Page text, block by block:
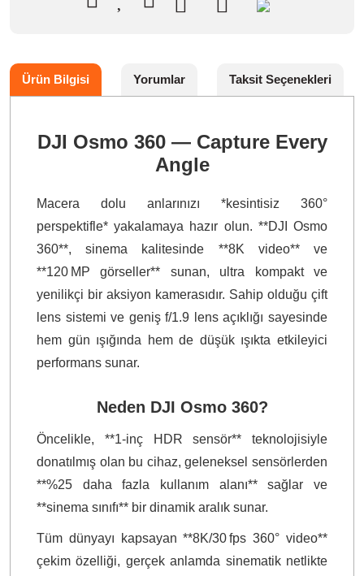
Ürün Bilgisi Yorumlar Taksit Seçenekleri
DJI Osmo 360 — Capture Every
Angle
Macera dolu anlarınızı *kesintisiz 360°
perspektifle* yakalamaya hazır olun. **DJI Osmo
360**, sinema kalitesinde **8K video** ve
**120 MP görseller** sunan, ultra kompakt ve
yenilikçi bir aksiyon kamerasıdır. Sahip olduğu çift
lens sistemi ve geniş f/1.9 lens açıklığı sayesinde
hem gün ışığında hem de düşük ışıkta etkileyici
performans sunar.
Neden DJI Osmo 360?
Öncelikle, **1‑inç HDR sensör** teknolojisiyle
donatılmış olan bu cihaz, geleneksel sensörlerden
**%25 daha fazla kullanım alanı** sağlar ve
**sinema sınıfı** bir dinamik aralık sunar.
Tüm dünyayı kapsayan **8K/30 fps 360° video**
çekim özelliği, gerçek anlamda sinematik netlikte